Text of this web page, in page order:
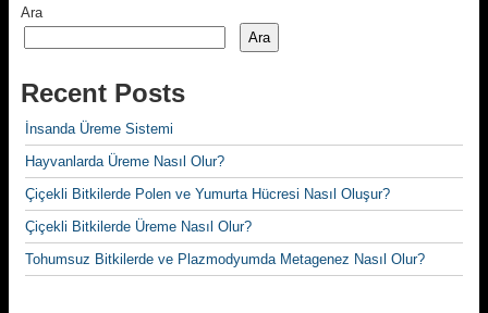
Ara
Ara
Recent Posts
İnsanda Üreme Sistemi
Hayvanlarda Üreme Nasıl Olur?
Çiçekli Bitkilerde Polen ve Yumurta Hücresi Nasıl Oluşur?
Çiçekli Bitkilerde Üreme Nasıl Olur?
Tohumsuz Bitkilerde ve Plazmodyumda Metagenez Nasıl Olur?